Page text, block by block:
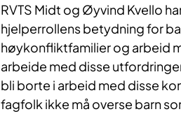
RVTS Midt og Øyvind Kvello
hjelperrollens betydning for
høykonfliktfamilier og arbeid
arbeide med disse
bli borte i arbeid med disse
fagfolk ikke må overse barn